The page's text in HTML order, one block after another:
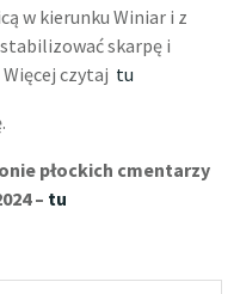
w kierunku Winiar i z
skarpę i
czytaj tu
płockich cmentarzy
– tu